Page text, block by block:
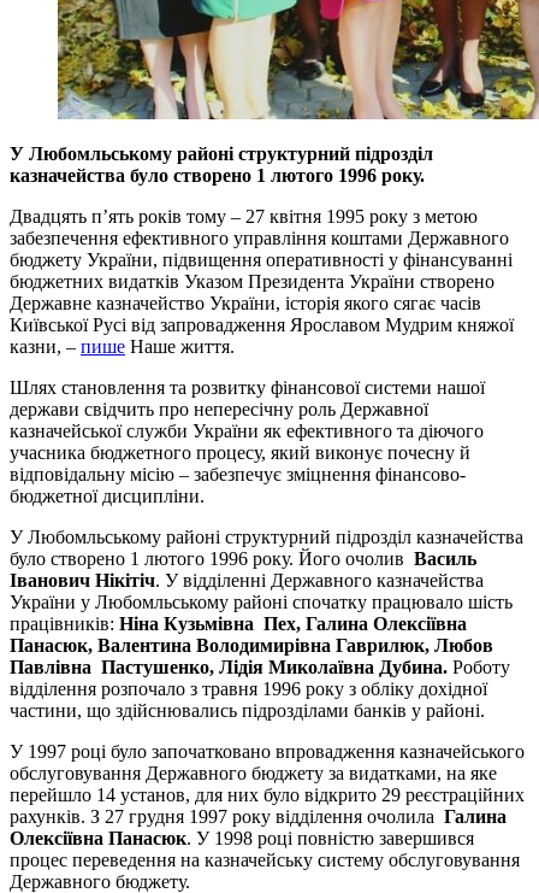
У Любомльському районі структурний підрозділ
казначейства було створено 1 лютого 1996 року.
Двадцять п’ять років тому – 27 квітня 1995 року з метою
забезпечення ефективного управління коштами Державного
бюджету України, підвищення оперативності у фінансуванні
бюджетних видатків Указом Президента України створено
Державне казначейство України, історія якого сягає часів
Київської Русі від запровадження Ярославом Мудрим княжої
казни, – пише Наше життя.
Шлях становлення та розвитку фінансової системи нашої
держави свідчить про непересічну роль Державної
казначейської служби України як ефективного та діючого
учасника бюджетного процесу, який виконує почесну й
відповідальну місію – забезпечує зміцнення фінансово-
бюджетної дисципліни.
У Любомльському районі структурний підрозділ казначейства
було створено 1 лютого 1996 року. Його очолив Василь
Іванович Нікітіч. У відділенні Державного казначейства
України у Любомльському районі спочатку працювало шість
працівників: Ніна Кузьмівна Пех, Галина Олексіївна
Панасюк, Валентина Володимирівна Гаврилюк, Любов
Павлівна Пастушенко, Лідія Миколаївна Дубина. Роботу
відділення розпочало з травня 1996 року з обліку дохідної
частини, що здійснювались підрозділами банків у районі.
У 1997 році було започатковано впровадження казначейського
обслуговування Державного бюджету за видатками, на яке
перейшло 14 установ, для них було відкрито 29 реєстраційних
рахунків. З 27 грудня 1997 року відділення очолила Галина
Олексіївна Панасюк. У 1998 році повністю завершився
процес переведення на казначейську систему обслуговування
Державного бюджету.